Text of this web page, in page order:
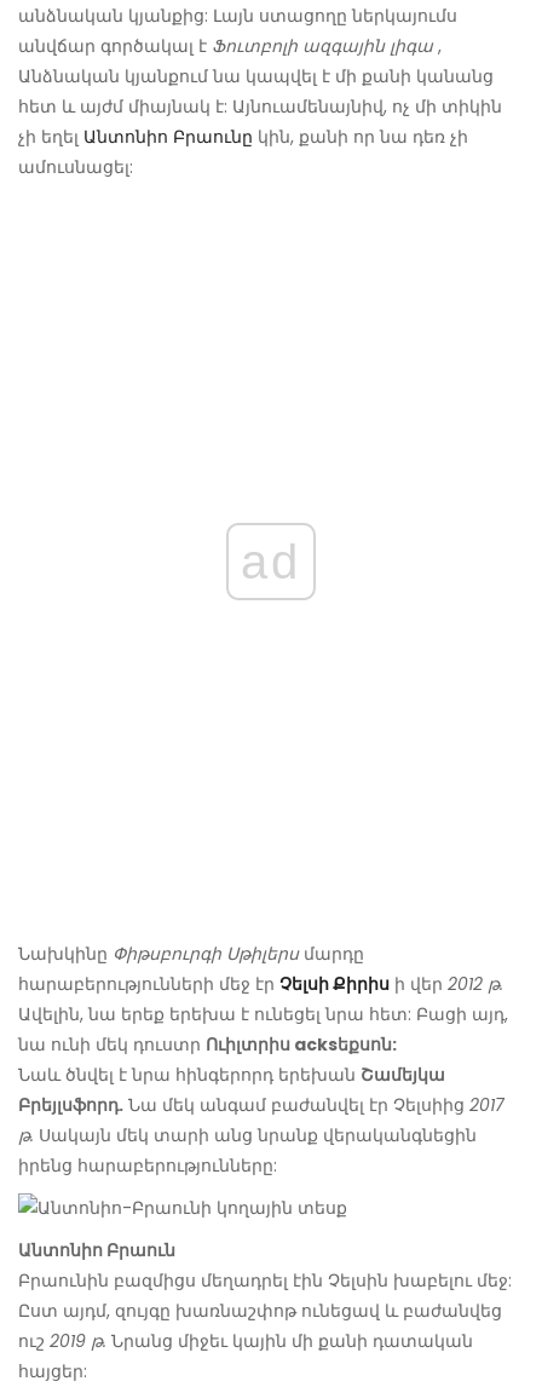
անձնական կյանքից: Լայն ստացողը ներկայումս
անվճար գործակալ է Ֆուտբոլի ազգային լիգա ,
Անձնական կյանքում նա կապվել է մի քանի կանանց
հետ և այժմ միայնակ է: Այնուամենայնիվ, ոչ մի տիկին
չի եղել Անտոնիո Բրաունը կին, քանի որ նա դեռ չի
ամուսնացել:
ad
Նախկինը Փիթսբուրգի Սթիլերսմարդը
հարաբերությունների մեջ էր Չելսի Քիրիս ի վեր 2012 թ.
Ավելին, նա երեք երեխա է ունեցել նրա հետ: Բացի այդ,
նա ունի մեկ դուստր Ուիլտրիս acksեքսոն:
Նաև ծնվել է նրա հինգերորդ երեխան Շամեյկա
Բրեյլսֆորդ. Նա մեկ անգամ բաժանվել էր Չելսիից 2017
թ. Սակայն մեկ տարի անց նրանք վերականգնեցին
իրենց հարաբերությունները:
Անտոնիո Բրաուն
Բրաունին բազմիցս մեղադրել էին Չելսին խաբելու մեջ:
Ըստ այդմ, զույգը խառնաշփոթ ունեցավ և բաժանվեց
ուշ 2019 թ. Նրանց միջեւ կային մի քանի դատական ​​
հայցեր: